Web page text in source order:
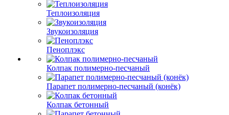
Теплоизоляция
Звукоизоляция
Пеноплэкс
Колпак полимерно-песчаный
Парапет полимерно-песчаный (конёк)
Колпак бетонный